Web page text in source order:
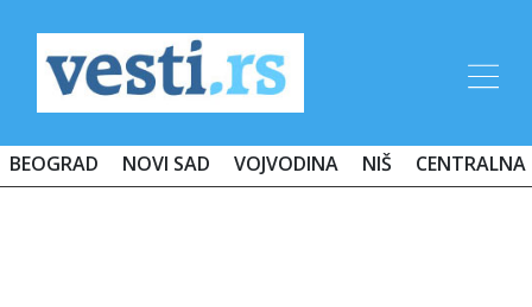
BEOGRAD NOVI SAD VOJVODINA NIŠ CENTRALNA